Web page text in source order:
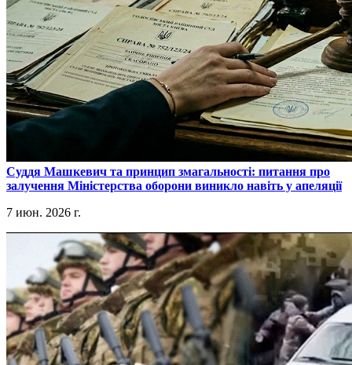
​Суддя Машкевич та принцип змагальності: питання про
залучення Міністерства оборони виникло навіть у апеляції
7 июн. 2026 г.